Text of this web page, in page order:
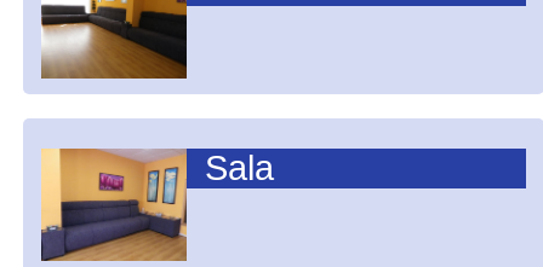
Sala